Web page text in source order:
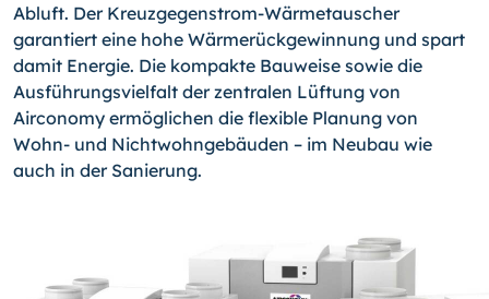
Abluft. Der Kreuzgegenstrom-Wärmetauscher
garantiert eine hohe Wärmerückgewinnung und spart
damit Energie. Die kompakte Bauweise sowie die
Ausführungsvielfalt der zentralen Lüftung von
Airconomy ermöglichen die flexible Planung von
Wohn- und Nichtwohngebäuden – im Neubau wie
auch in der Sanierung.